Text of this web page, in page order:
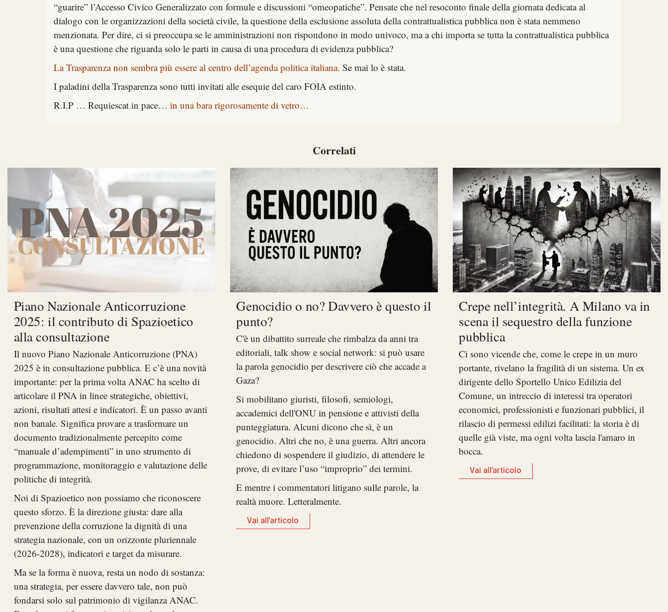
“guarire” l’Accesso Civico Generalizzato con formule e discussioni “omeopatiche”. Pensate che nel resoconto finaledella giornata dedicata al
dialogo con le organizzazioni della società civile, la questione della esclusione assoluta della contrattualistica pubblica non è stata nemmeno
menzionata. Per dire, ci si preoccupa se le amministrazioni non rispondono in modo univoco, ma a chi importa se tutta la contrattualistica pubblica
è una questione che riguarda solo le parti in causa di una procedura di evidenza pubblica?
La Trasparenza non sembra più essere al centro dell’agenda politica italiana. Se mai lo è stata.
I paladini della Trasparenza sono tutti invitati alle esequie del caro FOIA estinto.
R.I.P … Requiescat in pace… in una bara rigorosamente di vetro…
Correlati
Piano Nazionale Anticorruzione
2025: il contributo di Spazioetico
alla consultazione
Il nuovo Piano Nazionale Anticorruzione (PNA)
2025 è in consultazione pubblica. E c’è una novità
importante: per la prima volta ANAC ha scelto di
articolare il PNA in linee strategiche, obiettivi,
azioni, risultati attesi e indicatori. È un passo avanti
non banale. Significa provare a trasformare un
documento tradizionalmente percepito come
“manuale d’adempimenti” in uno strumento di
programmazione, monitoraggio e valutazione delle
politiche di integrità.
Noi di Spazioetico non possiamo che riconoscere
questo sforzo. È la direzione giusta: dare alla
prevenzione della corruzione la dignità di una
strategia nazionale, con un orizzonte pluriennale
(2026-2028), indicatori e target da misurare.
Ma se la forma è nuova, resta un nodo di sostanza:
una strategia, per essere davvero tale, non può
fondarsi solo sul patrimonio di vigilanza ANAC.
Genocidio o no? Davvero è questo il
punto?
C'è un dibattito surreale che rimbalza da anni tra
editoriali, talk show e social network: si può usare
la parola genocidio per descrivere ciò che accade a
Gaza?
Si mobilitano giuristi, filosofi, semiologi,
accademici dell'ONU in pensione e attivisti della
punteggiatura. Alcuni dicono che sì, è un
genocidio. Altri che no, è una guerra. Altri ancora
chiedono di sospendere il giudizio, di attendere le
prove, di evitare l’uso “improprio” dei termini.
E mentre i commentatori litigano sulle parole, la
realtà muore. Letteralmente.
Vai all'articolo
Crepe nell’integrità. A Milano va in
scena il sequestro della funzione
pubblica
Ci sono vicende che, come le crepe in un muro
portante, rivelano la fragilità di un sistema. Un ex
dirigente dello Sportello Unico Edilizia del
Comune, un intreccio di interessi tra operatori
economici, professionisti e funzionari pubblici, il
rilascio di permessi edilizi facilitati: la storia è di
quelle già viste, ma ogni volta lascia l'amaro in
bocca.
Vai all'articolo